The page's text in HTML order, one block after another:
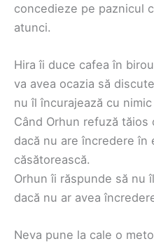
concedieze pe paznicul
atunci.
Hira îi duce cafea în
va avea ocazia să
nu îl încurajează cu
Când Orhun refuză tăios
dacă nu are încredere în
căsătorească.
Orhun îi răspunde să nu
dacă nu ar avea
Neva pune la cale o